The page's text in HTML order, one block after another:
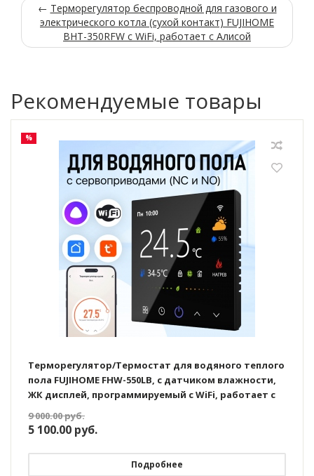
← Терморегулятор беспроводной для газового и
электрического котла (сухой контакт) FUJIHOME
BHT-350RFW с WiFi, работает с Алисой
Рекомендуемые товары
%
Терморегулятор/Термостат для водяного теплого
пола FUJIHOME FHW-550LB, с датчиком влажности,
ЖК дисплей, программируемый с WiFi, работает с
Яндекс Алисой
9 000.00руб.
5 100.00 руб.
Подробнее